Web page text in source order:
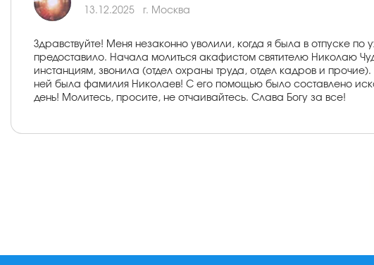
13.12.2025 г. Москва
Здравствуйте! Меня незаконно уволили, когда я была в отпуске
предоставило. Начала молиться акафистом святителю Николаю
инстанциям, звонила (отдел охраны труда, отдел кадров и
ней была фамилия Николаев! С его помощью было составлено
день! Молитесь, просите, не отчаивайтесь. Слава Богу за все!